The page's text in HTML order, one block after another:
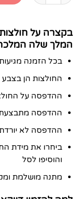
בקצרה על
המלך שלה
בכל הזמנה
החולצות הן בצבע
ההדפסה על
ההדפסה מתבצעת
ההדפסה לא
ביחרו את מידת
והוסיפו לסל
מתנה מושלמת